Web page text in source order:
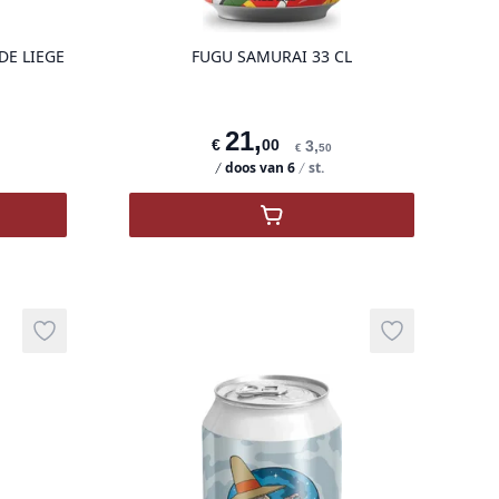
LIEGE
WINTER BRASSERIE DE LIEGE
FUGU SAMURAI 33 CL
€ 21,00
doos van 6
€ 3,50
st.
,FUGU Samurai 33 cl
Add to wishlist Add to